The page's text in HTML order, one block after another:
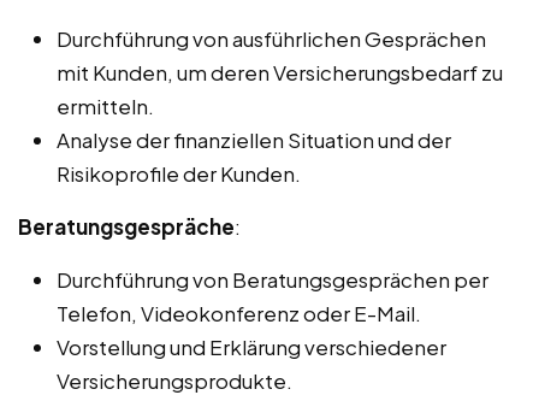
Durchführung von ausführlichen Gesprächen
mit Kunden, um deren Versicherungsbedarf zu
ermitteln.
Analyse der finanziellen Situation und der
Risikoprofile der Kunden.
Beratungsgespräche:
Durchführung von Beratungsgesprächen per
Telefon, Videokonferenz oder E-Mail.
Vorstellung und Erklärung verschiedener
Versicherungsprodukte.